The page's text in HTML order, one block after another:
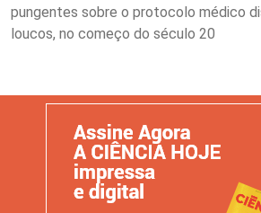
pungentes sobre o protocolo médico
loucos, no começo do século 20